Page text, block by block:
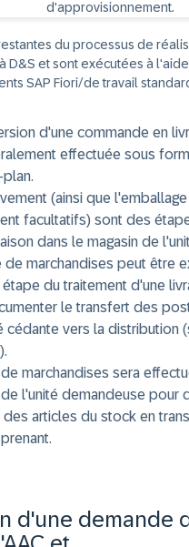
du processus de
D&S et sont exécutées à
SAP Fiori/de travail
d'une commande en
effectuée sous
(ainsi que
facultatifs) sont des
dans le magasin de
de marchandises peut être
du traitement d'une
le transfert des
cédante vers la distribution
marchandises sera
de l'unité demandeuse pour
articles du stock en
d'une demande